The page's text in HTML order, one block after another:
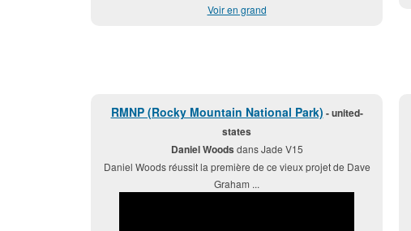
Voir en grand
RMNP (Rocky Mountain National Park) - united-
states
Daniel Woods dans Jade V15
Daniel Woods réussit la première de ce vieux projet de Dave
Graham ...